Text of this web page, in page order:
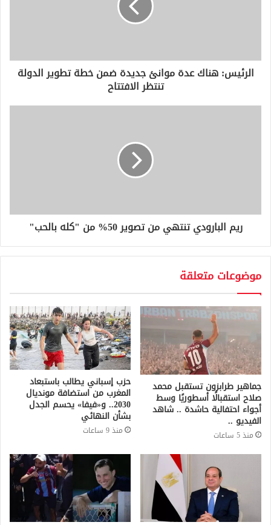
ر
الرئيس: هناك عدة موانئ جديدة ضمن خطة تطوير الدولة
تنتظر الافتتاح
ريم البارودي تنتهي من تصوير 50% من "كله بالحب"
موضوعات متعلقة
جماهير طرابزون تستقبل محمد
صلاح استقبالًا أسطوريًا وسط
أجواء احتفالية حاشدة .. شاهد
الفيديو ..
منذ 5 ساعات
حزب إسباني يطالب باستبعاد
المغرب من استضافة مونديال
2030.. و«فيفا» يحسم الجدل
بشأن النهائي
منذ 9 ساعات